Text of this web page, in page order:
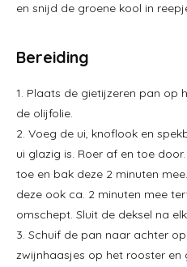
en snijd de groene kool in
Bereiding
1. Plaats de gietijzeren pan op
de olijfolie.
2. Voeg de ui, knoflook en
ui glazig is. Roer af en toe
toe en bak deze 2 minuten
deze ook ca. 2 minuten mee
omschept. Sluit de deksel na
3. Schuif de pan naar achter
zwijnhaasjes op het rooster en